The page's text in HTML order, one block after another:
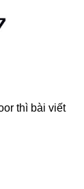
thì bài viết